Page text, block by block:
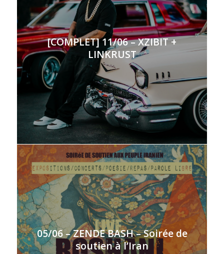
[COMPLET] 11/06 – XZIBIT +
LINKRUST
05/06 – ZENDE BASH – Soirée de
soutien à l’Iran